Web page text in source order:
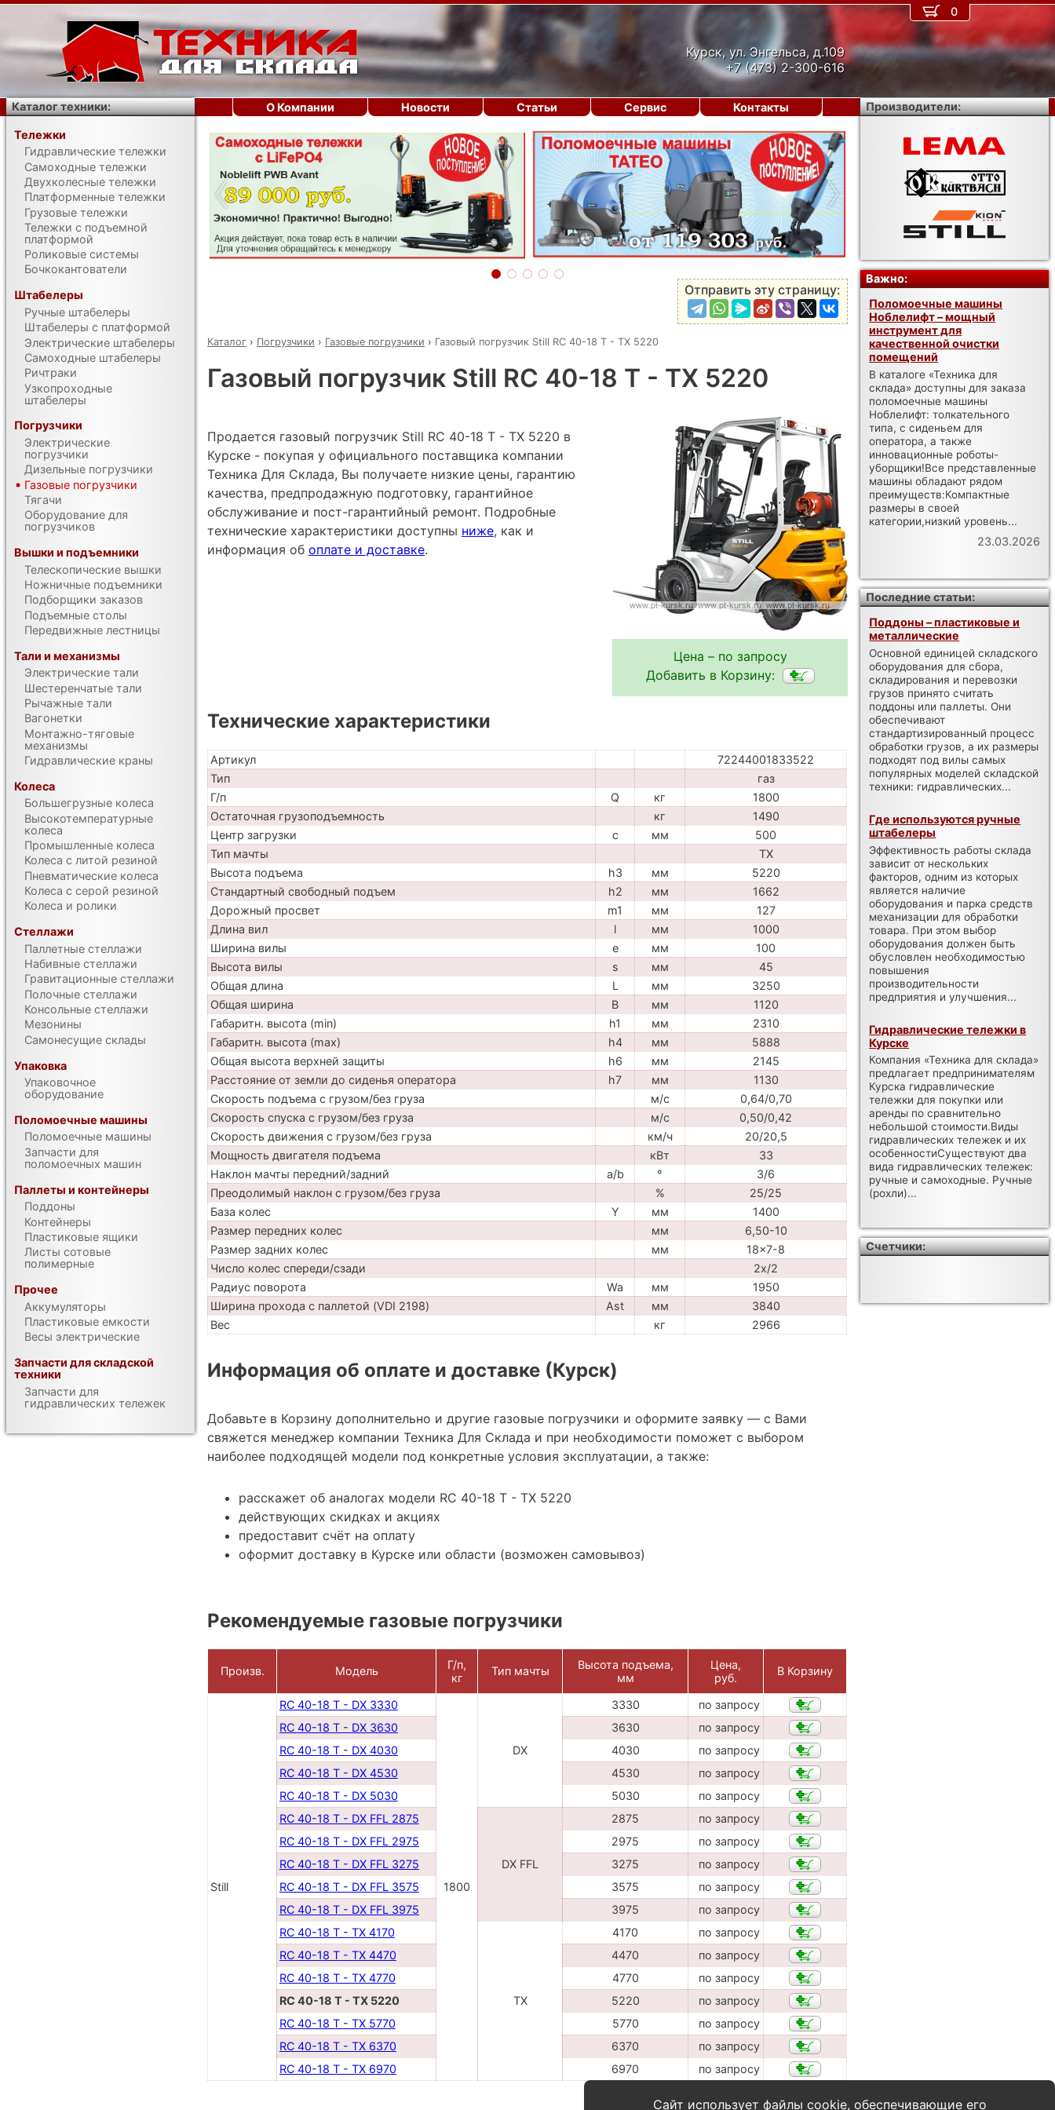
Курск, ул. Энгельса, д.109
+7 (473) 2-300-616
‹ ›
Отправить эту страницу:
Каталог › Погрузчики › Газовые погрузчики › Газовый погрузчик Still RC 40-18 T - TX 5220
Газовый погрузчик Still RC 40-18 T - TX 5220
Цена – по запросу
Добавить в Корзину:
Продается газовый погрузчик Still RC 40-18 T - TX 5220 в
Курске - покупая у официального поставщика компании
Техника Для Склада, Вы получаете низкие цены, гарантию
качества, предпродажную подготовку, гарантийное
обслуживание и пост-гарантийный ремонт. Подробные
технические характеристики доступны ниже, как и
информация об оплате и доставке.
Технические характеристики
Артикул
72244001833522
Тип
газ
Г/п
Q кг
1800
Остаточная грузоподъемность
кг
1490
Центр загрузки
c мм
500
Тип мачты
TX
Высота подъема
h3 мм
5220
Стандартный свободный подъем
h2 мм
1662
Дорожный просвет
m1 мм
127
Длина вил
l мм
1000
Ширина вилы
e мм
100
Высота вилы
s мм
45
Общая длина
L мм
3250
Общая ширина
B мм
1120
Габаритн. высота (min)
h1 мм
2310
Габаритн. высота (max)
h4 мм
5888
Общая высота верхней защиты
h6 мм
2145
Расстояние от земли до сиденья оператора
h7 мм
1130
Скорость подъема с грузом/без груза
м/с
0,64/0,70
Скорость спуска с грузом/без груза
м/с
0,50/0,42
Скорость движения с грузом/без груза
км/ч
20/20,5
Мощность двигателя подъема
кВт
33
Наклон мачты передний/задний
a/b °
3/6
Преодолимый наклон с грузом/без груза
%
25/25
База колес
Y мм
1400
Размер передних колес
мм
6,50-10
Размер задних колес
мм
18x7-8
Число колес спереди/сзади
2x/2
Радиус поворота
Wa мм
1950
Ширина прохода с паллетой (VDI 2198)
Ast мм
3840
Вес
кг 2966
Информация об оплате и доставке (Курск)
Добавьте в Корзину дополнительно и другие газовые погрузчики и оформите заявку — с Вами
свяжется менеджер компании Техника Для Склада и при необходимости поможет с выбором
наиболее подходящей модели под конкретные условия эксплуатации, а также:
расскажет об аналогах модели RC 40-18 T - TX 5220
действующих скидках и акциях
предоставит счёт на оплату
оформит доставку в Курске или области (возможен самовывоз)
Рекомендуемые газовые погрузчики
Произв. Модель
Г/п,
кг
Тип мачты
Высота подъема,
мм
Цена,
руб.
В Корзину
Still
RC 40-18 T - DX 3330
1800
DX
3330
по запросу
RC 40-18 T - DX 3630
3630
по запросу
RC 40-18 T - DX 4030
4030
по запросу
RC 40-18 T - DX 4530
4530
по запросу
RC 40-18 T - DX 5030
5030
по запросу
RC 40-18 T - DX FFL 2875
DX FFL
2875
по запросу
RC 40-18 T - DX FFL 2975
2975
по запросу
RC 40-18 T - DX FFL 3275
3275
по запросу
RC 40-18 T - DX FFL 3575
3575
по запросу
RC 40-18 T - DX FFL 3975
3975
по запросу
RC 40-18 T - TX 4170
TX
4170
по запросу
RC 40-18 T - TX 4470
4470
по запросу
RC 40-18 T - TX 4770
4770
по запросу
RC 40-18 T - TX 5220
5220
по запросу
RC 40-18 T - TX 5770
5770
по запросу
RC 40-18 T - TX 6370
6370
по запросу
RC 40-18 T - TX 6970
6970 по запросу
0
О Компании Новости Статьи Сервис Контакты
Каталог техники:
Тележки
Гидравлические тележки
Самоходные тележки
Двухколесные тележки
Платформенные тележки
Грузовые тележки
Тележки с подъемной
платформой
Роликовые системы
Бочкокантователи
Штабелеры
Ручные штабелеры
Штабелеры с платформой
Электрические штабелеры
Самоходные штабелеры
Ричтраки
Узкопроходные
штабелеры
Погрузчики
Электрические
погрузчики
Дизельные погрузчики
Газовые погрузчики
Тягачи
Оборудование для
погрузчиков
Вышки и подъемники
Телескопические вышки
Ножничные подъемники
Подборщики заказов
Подъемные столы
Передвижные лестницы
Тали и механизмы
Электрические тали
Шестеренчатые тали
Рычажные тали
Вагонетки
Монтажно-тяговые
механизмы
Гидравлические краны
Колеса
Большегрузные колеса
Высокотемпературные
колеса
Промышленные колеса
Колеса с литой резиной
Пневматические колеса
Колеса с серой резиной
Колеса и ролики
Стеллажи
Паллетные стеллажи
Набивные стеллажи
Гравитационные стеллажи
Полочные стеллажи
Консольные стеллажи
Мезонины
Самонесущие склады
Упаковка
Упаковочное
оборудование
Поломоечные машины
Поломоечные машины
Запчасти для
поломоечных машин
Паллеты и контейнеры
Поддоны
Контейнеры
Пластиковые ящики
Листы сотовые
полимерные
Прочее
Аккумуляторы
Пластиковые емкости
Весы электрические
Запчасти для складской
техники
Запчасти для
гидравлических тележек
Производители:
Важно:
Поломоечные машины
Ноблелифт – мощный
инструмент для
качественной очистки
помещений
В каталоге «Техника для
склада» доступны для заказа
поломоечные машины
Ноблелифт: толкательного
типа, с сиденьем для
оператора, а также
инновационные роботы-
уборщики!Все представленные
машины обладают рядом
преимуществ:Компактные
размеры в своей
категории,низкий уровень...
23.03.2026
Последние статьи:
Поддоны – пластиковые и
металлические
Основной единицей складского
оборудования для сбора,
складирования и перевозки
грузов принято считать
поддоны или паллеты. Они
обеспечивают
стандартизированный процесс
обработки грузов, а их размеры
подходят под вилы самых
популярных моделей складской
техники: гидравлических...
Где используются ручные
штабелеры
Эффективность работы склада
зависит от нескольких
факторов, одним из которых
является наличие
оборудования и парка средств
механизации для обработки
товара. При этом выбор
оборудования должен быть
обусловлен необходимостью
повышения
производительности
предприятия и улучшения...
Гидравлические тележки в
Курске
Компания «Техника для склада»
предлагает предпринимателям
Курска гидравлические
тележки для покупки или
аренды по сравнительно
небольшой стоимости.Виды
гидравлических тележек и их
особенностиСуществуют два
вида гидравлических тележек:
ручные и самоходные. Ручные
(рохли)...
Счетчики:
Сайт использует файлы cookie, обеспечивающие его